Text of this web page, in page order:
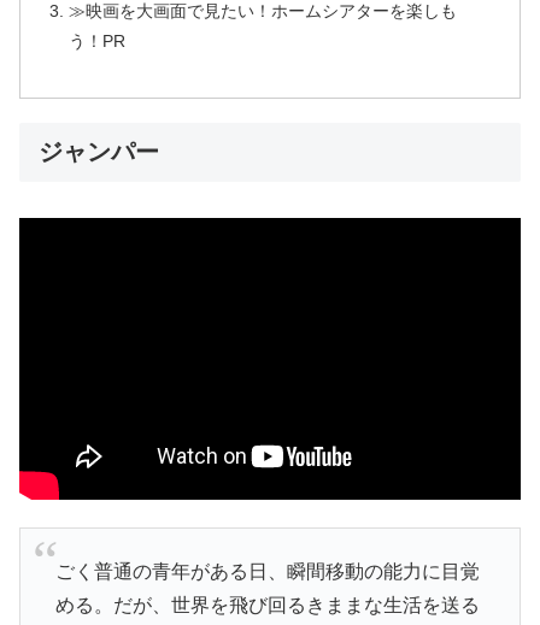
≫映画を大画面で見たい！ホームシアターを楽しも
う！PR
ジャンパー
ごく普通の青年がある日、瞬間移動の能力に目覚
める。だが、世界を飛び回るきままな生活を送る